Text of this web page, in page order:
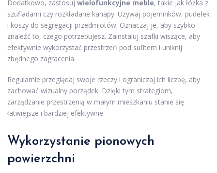
Dodatkowo, zastosuj wielofunkcyjne meble, takie jak łóżka z
szufladami czy rozkładane kanapy. Używaj pojemników, pudełek
i koszy do segregacji przedmiotów. Oznaczaj je, aby szybko
znaleźć to, czego potrzebujesz. Zainstaluj szafki wiszące, aby
efektywnie wykorzystać przestrzeń pod sufitem i uniknij
zbędnego zagracenia.
Regularnie przeglądaj swoje rzeczy i ograniczaj ich liczbę, aby
zachować wizualny porządek. Dzięki tym strategiom,
zarządzanie przestrzenią w małym mieszkaniu stanie się
łatwiejsze i bardziej efektywne.
Wykorzystanie pionowych
powierzchni